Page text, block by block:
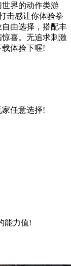
界的动作类游
击感让你体验拳
由选择，搭配丰
喜。无追求刺激
体验下喔!
任意选择!
能力值!